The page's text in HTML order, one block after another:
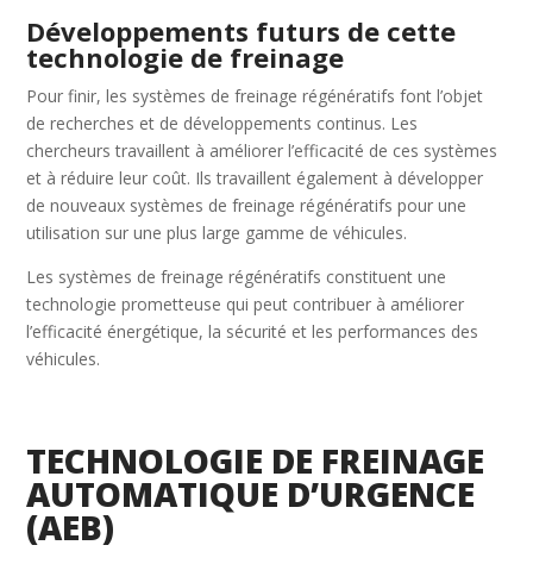
Développements futurs de cette
technologie de freinage
Pour finir, les systèmes de freinage régénératifs font l’objet
de recherches et de développements continus. Les
chercheurs travaillent à améliorer l’efficacité de ces systèmes
et à réduire leur coût. Ils travaillent également à développer
de nouveaux systèmes de freinage régénératifs pour une
utilisation sur une plus large gamme de véhicules.
Les systèmes de freinage régénératifs constituent une
technologie prometteuse qui peut contribuer à améliorer
l’efficacité énergétique, la sécurité et les performances des
véhicules.
TECHNOLOGIE DE FREINAGE
AUTOMATIQUE D’URGENCE
(AEB)